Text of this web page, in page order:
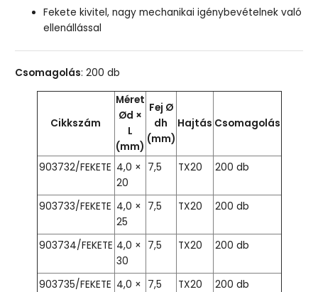
Fekete kivitel, nagy mechanikai igénybevételnek való
ellenállással
Csomagolás: 200 db
Cikkszám
Méret
Ød ×
L
(mm)
Fej Ø
dh
(mm)
Hajtás Csomagolás
903732/FEKETE 4,0 ×
20
7,5 TX20 200 db
903733/FEKETE 4,0 ×
25
7,5 TX20 200 db
903734/FEKETE 4,0 ×
30
7,5 TX20 200 db
903735/FEKETE 4,0 × 7,5 TX20 200 db